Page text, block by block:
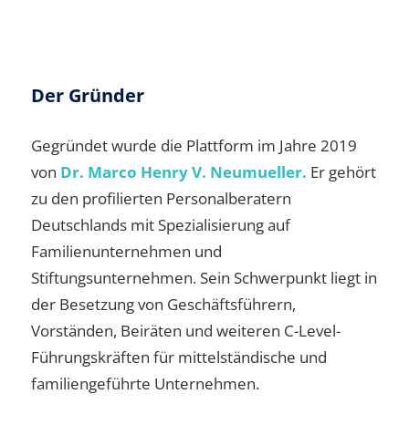
Der Gründer
Gegründet wurde die Plattform im Jahre 2019
von Dr. Marco Henry V. Neumueller. Er gehört
zu den profilierten Personalberatern
Deutschlands mit Spezialisierung auf
Familienunternehmen und
Stiftungsunternehmen. Sein Schwerpunkt liegt in
der Besetzung von Geschäftsführern,
Vorständen, Beiräten und weiteren C-Level-
Führungskräften für mittelständische und
familiengeführte Unternehmen.